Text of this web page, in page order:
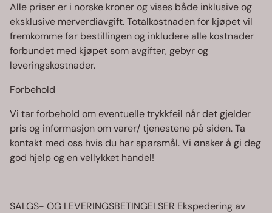
Alle priser er i norske kroner og vises både inklusive og
eksklusive merverdiavgift. Totalkostnaden for kjøpet vil
fremkomme før bestillingen og inkludere alle kostnader
forbundet med kjøpet som avgifter, gebyr og
leveringskostnader.
Forbehold
Vi tar forbehold om eventuelle trykkfeil når det gjelder
pris og informasjon om varer/ tjenestene på siden. Ta
kontakt med oss hvis du har spørsmål. Vi ønsker å gi deg
god hjelp og en vellykket handel!
SALGS- OG LEVERINGSBETINGELSER Ekspedering av